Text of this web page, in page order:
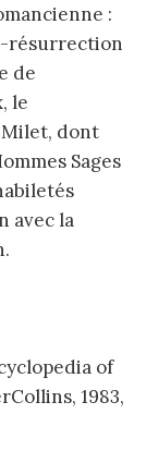
:
résurrection
de
le
Milet, dont
Sages
avec la
of
1983,